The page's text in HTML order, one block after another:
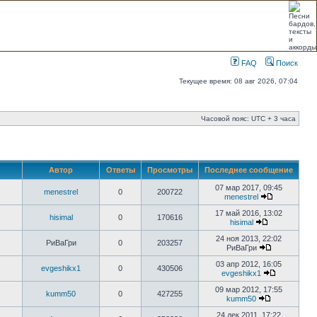
FAQ Поиск
Текущее время: 08 авг 2026, 07:04
Часовой пояс: UTC + 3 часа
Автор Ответы Просмотры Последнее сообщение
menestrel 0 200722
07 мар 2017, 09:45
menestrel
hisimal 0 170616
17 май 2016, 13:02
hisimal
РиВаГри 0 203257
24 ноя 2013, 22:02
РиВаГри
evgeshikx1 0 430506
03 апр 2012, 16:05
evgeshikx1
kumm50 0 427255
09 мар 2012, 17:55
kumm50
24 дек 2011, 17:22